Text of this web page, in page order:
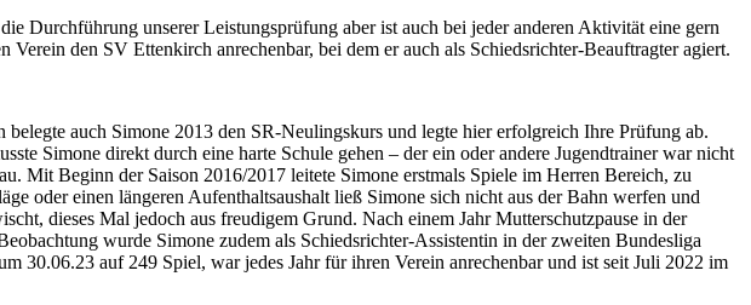
Durchführung unserer Leistungsprüfung aber ist auch bei jeder anderen Aktivität eine gern
den SV Ettenkirch anrechenbar, bei dem er auch als Schiedsrichter-Beauftragter agiert.
auch Simone 2013 den SR-Neulingskurs und legte hier erfolgreich Ihre Prüfung ab.
Simone direkt durch eine harte Schule gehen – der ein oder andere Jugendtrainer war nicht
Mit Beginn der Saison 2016/2017 leitete Simone erstmals Spiele im Herren Bereich, zu
oder einen längeren Aufenthaltsaushalt ließ Simone sich nicht aus der Bahn werfen und
dieses Mal jedoch aus freudigem Grund. Nach einem Jahr Mutterschutzpause in der
wurde Simone zudem als Schiedsrichter-Assistentin in der zweiten Bundesliga
30.06.23 auf 249 Spiel, war jedes Jahr für ihren Verein anrechenbar und ist seit Juli 2022 im